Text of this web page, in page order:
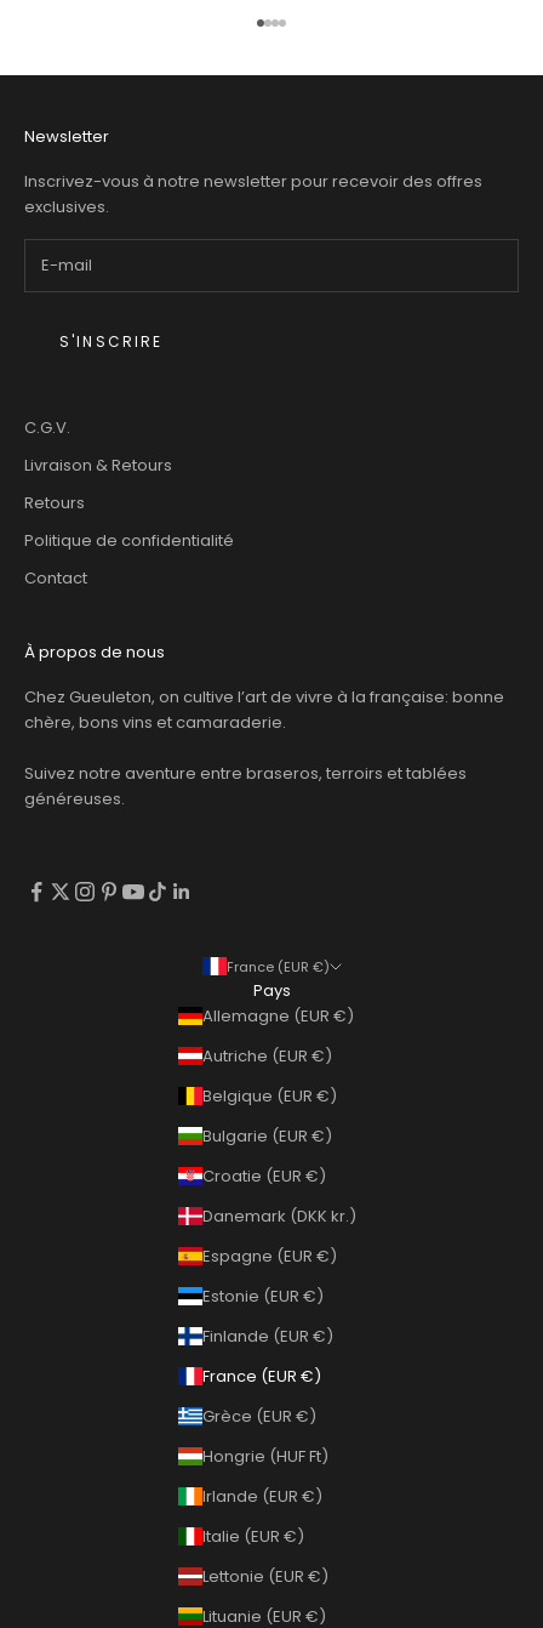
Aller à l'élément 1
Aller à l'élément 2
Aller à l'élément 3
Aller à l'élément 4
Newsletter
Inscrivez-vous à notre newsletter pour recevoir des offres
exclusives.
S'INSCRIRE
C.G.V.
Livraison & Retours
Retours
Politique de confidentialité
Contact
À propos de nous
Chez Gueuleton, on cultive l’art de vivre à la française: bonne
chère, bons vins et camaraderie.
Suivez notre aventure entre braseros, terroirs et tablées
généreuses.
France (EUR €)
Pays
Allemagne (EUR €)
Autriche (EUR €)
Belgique (EUR €)
Bulgarie (EUR €)
Croatie (EUR €)
Danemark (DKK kr.)
Espagne (EUR €)
Estonie (EUR €)
Finlande (EUR €)
France (EUR €)
Grèce (EUR €)
Hongrie (HUF Ft)
Irlande (EUR €)
Italie (EUR €)
Lettonie (EUR €)
Lituanie (EUR €)